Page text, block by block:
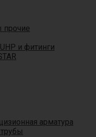
прочие
и фитинги
арматура